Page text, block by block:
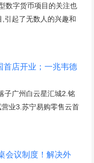
数字货币项目的关注也
引起了无数人的兴趣和
首店开业；一兆韦德
子广州白云星汇城2.铭
业3.苏宁易购零售云首
会议制度！解决外